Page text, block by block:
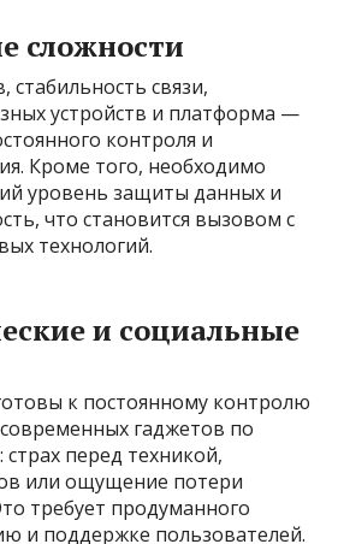
сложности
стабильность связи,
устройств и платформа —
контроля и
Кроме того, необходимо
уровень защиты данных и
что становится вызовом с
технологий.
и социальные
к постоянному контролю
гаджетов по
перед техникой,
или ощущение потери
требует продуманного
и поддержке пользователей.